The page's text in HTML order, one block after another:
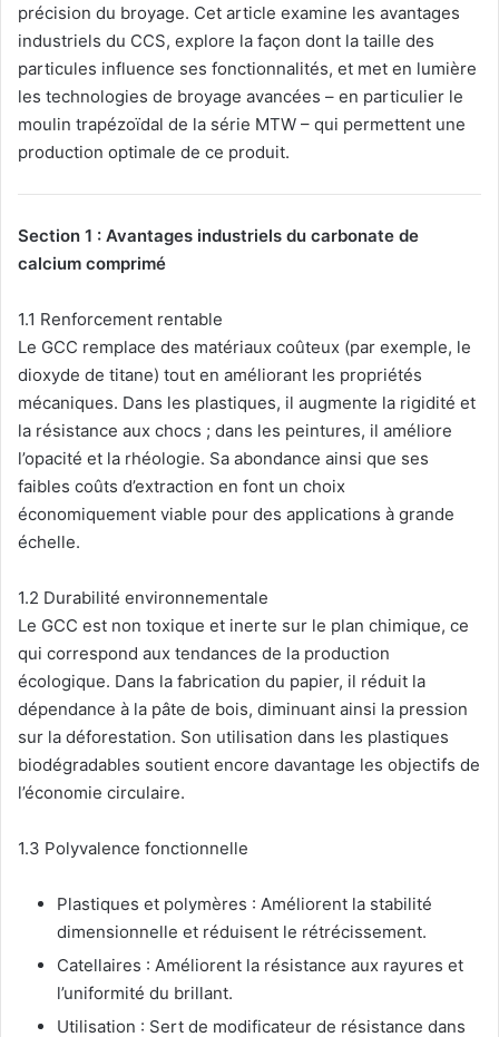
précision du broyage. Cet article examine les avantages
industriels du CCS, explore la façon dont la taille des
particules influence ses fonctionnalités, et met en lumière
les technologies de broyage avancées – en particulier le
moulin trapézoïdal de la série MTW – qui permettent une
production optimale de ce produit.
Section 1 : Avantages industriels du carbonate de
calcium comprimé
1.1 Renforcement rentable
Le GCC remplace des matériaux coûteux (par exemple, le
dioxyde de titane) tout en améliorant les propriétés
mécaniques. Dans les plastiques, il augmente la rigidité et
la résistance aux chocs ; dans les peintures, il améliore
l’opacité et la rhéologie. Sa abondance ainsi que ses
faibles coûts d’extraction en font un choix
économiquement viable pour des applications à grande
échelle.
1.2 Durabilité environnementale
Le GCC est non toxique et inerte sur le plan chimique, ce
qui correspond aux tendances de la production
écologique. Dans la fabrication du papier, il réduit la
dépendance à la pâte de bois, diminuant ainsi la pression
sur la déforestation. Son utilisation dans les plastiques
biodégradables soutient encore davantage les objectifs de
l’économie circulaire.
1.3 Polyvalence fonctionnelle
Plastiques et polymères : Améliorent la stabilité
dimensionnelle et réduisent le rétrécissement.
Catellaires : Améliorent la résistance aux rayures et
l’uniformité du brillant.
Utilisation : Sert de modificateur de résistance dans